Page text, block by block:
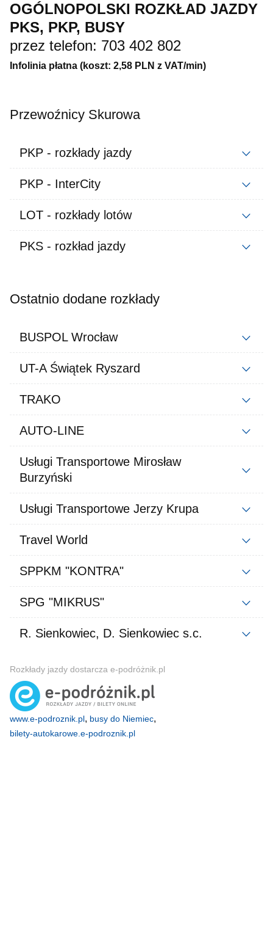
OGÓLNOPOLSKI ROZKŁAD JAZDY
PKS, PKP, BUSY
przez telefon: 703 402 802
Infolinia płatna (koszt: 2,58 PLN z VAT/min)
Przewoźnicy Skurowa
PKP - rozkłady jazdy
PKP - InterCity
LOT - rozkłady lotów
PKS - rozkład jazdy
Ostatnio dodane rozkłady
BUSPOL Wrocław
UT-A Świątek Ryszard
TRAKO
AUTO-LINE
Usługi Transportowe Mirosław
Burzyński
Usługi Transportowe Jerzy Krupa
Travel World
SPPKM "KONTRA"
SPG "MIKRUS"
R. Sienkowiec, D. Sienkowiec s.c.
Rozkłady jazdy dostarcza e-podróżnik.pl
www.e-podroznik.pl, busy do Niemiec,
bilety-autokarowe.e-podroznik.pl